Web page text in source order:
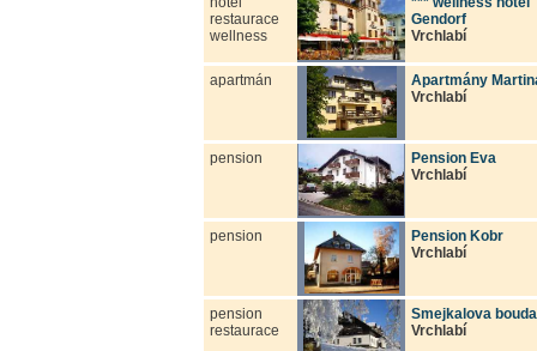
restaurace
wellness
Gendorf
Vrchlabí
apartmán
Apartmány
Vrchlabí
pension
Pension Eva
Vrchlabí
pension
Pension Kobr
Vrchlabí
pension
restaurace
Smejkalova bouda
Vrchlabí